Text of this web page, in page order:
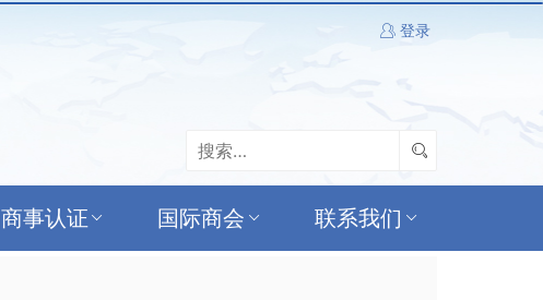
登录
商事认证 国际商会 联系我们